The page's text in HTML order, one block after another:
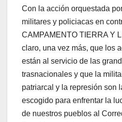
Con la acción orquestada
militares y policiacas en
CAMPAMENTO TIERRA Y
claro, una vez más, que los
están al servicio de las
trasnacionales y que la
patriarcal y la represión son
escogido para enfrentar la
de nuestros pueblos al